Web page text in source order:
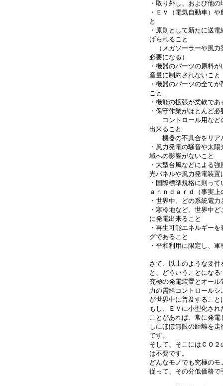
・取り外し、および他
・ＥＶ（電気自動車）
と
・原則として新たに送
げられること
（メガソーラーや風力
必要になる）
・機器のパーツの原料
産量に制約されないこと
・機器のパーツの全て
こと
・機能の拡張が柔軟であ
・保守作業がほとんど必
コントロール用など
出来ること
機器の不具合をリア
・風力発電の騒音や太
域への影響がないこと
・大型台風などによる
光パネルや風力発電装
・国際標準規格に則っ
ａｎｎｄａｒｄ（事実
・世界中、どの系統電
・寒冷地など、世界中
に発電出来ること
・再生可能エネルギー
グであること
・平和利用に限定し、
さて、以上のような要
と、どういうことになる
究極の発電装置とオー
力の需給コントロール
が世界中に普及すること
もし、ＥＶに小型化さ
ことがあれば、常に発
しにほぼ無限の距離を
です。
そして、そこにはＣＯ
は不要です。
どんなモノでも究極の
従って、その分低価格